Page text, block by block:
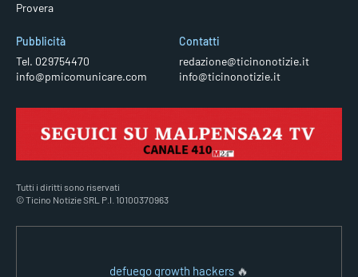
Provera
Pubblicità
Tel. 029754470
info@pmicomunicare.com
Contatti
redazione@ticinonotizie.it
info@ticinonotizie.it
Tutti i diritti sono riservati
© Ticino Notizie SRL P.I. 10100370963
defuego growth hackers 🔥